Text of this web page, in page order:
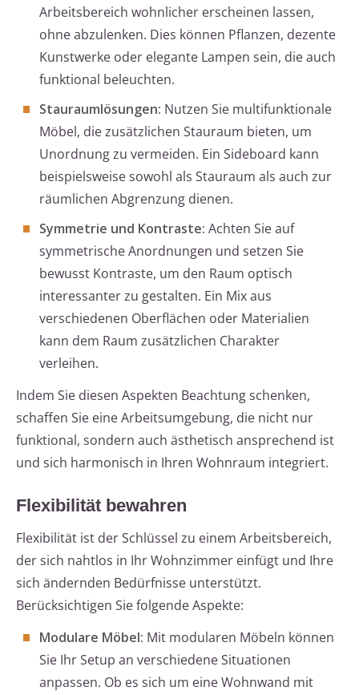
Arbeitsbereich wohnlicher erscheinen lassen,
ohne abzulenken. Dies können Pflanzen, dezente
Kunstwerke oder elegante Lampen sein, die auch
funktional beleuchten.
Stauraumlösungen: Nutzen Sie multifunktionale
Möbel, die zusätzlichen Stauraum bieten, um
Unordnung zu vermeiden. Ein Sideboard kann
beispielsweise sowohl als Stauraum als auch zur
räumlichen Abgrenzung dienen.
Symmetrie und Kontraste: Achten Sie auf
symmetrische Anordnungen und setzen Sie
bewusst Kontraste, um den Raum optisch
interessanter zu gestalten. Ein Mix aus
verschiedenen Oberflächen oder Materialien
kann dem Raum zusätzlichen Charakter
verleihen.
Indem Sie diesen Aspekten Beachtung schenken,
schaffen Sie eine Arbeitsumgebung, die nicht nur
funktional, sondern auch ästhetisch ansprechend ist
und sich harmonisch in Ihren Wohnraum integriert.
Flexibilität bewahren
Flexibilität ist der Schlüssel zu einem Arbeitsbereich,
der sich nahtlos in Ihr Wohnzimmer einfügt und Ihre
sich ändernden Bedürfnisse unterstützt.
Berücksichtigen Sie folgende Aspekte:
Modulare Möbel: Mit modularen Möbeln können
Sie Ihr Setup an verschiedene Situationen
anpassen. Ob es sich um eine Wohnwand mit